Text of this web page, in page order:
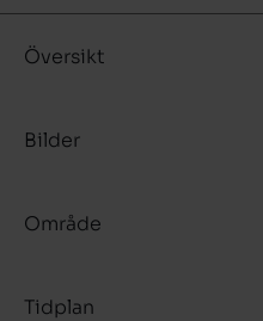
Översikt
Bilder
Område
Tidplan